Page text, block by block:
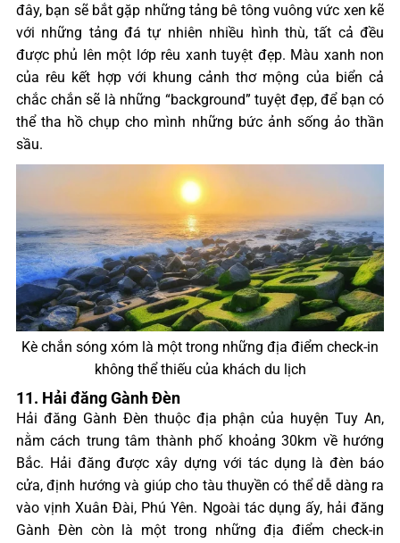
đây, bạn sẽ bắt gặp những tảng bê tông vuông vức xen kẽ
với những tảng đá tự nhiên nhiều hình thù, tất cả đều
được phủ lên một lớp rêu xanh tuyệt đẹp. Màu xanh non
của rêu kết hợp với khung cảnh thơ mộng của biển cả
chắc chắn sẽ là những “background” tuyệt đẹp, để bạn có
thể tha hồ chụp cho mình những bức ảnh sống ảo thần
sầu.
Kè chắn sóng xóm là một trong những địa điểm check-in
không thể thiếu của khách du lịch
11. Hải đăng Gành Đèn
Hải đăng Gành Đèn thuộc địa phận của huyện Tuy An,
nằm cách trung tâm thành phố khoảng 30km về hướng
Bắc. Hải đăng được xây dựng với tác dụng là đèn báo
cửa, định hướng và giúp cho tàu thuyền có thể dễ dàng ra
vào vịnh Xuân Đài, Phú Yên. Ngoài tác dụng ấy, hải đăng
Gành Đèn còn là một trong những địa điểm check-in